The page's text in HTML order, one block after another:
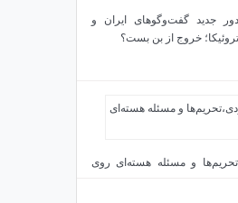
دور جدید گفت‌وگوهای ایران و
تروئیکا؛ خروج از بن بست؟
و مسئله هسته‌ای روی